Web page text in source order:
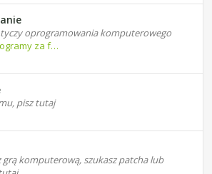
oprogramowania komputerowego
Programy za free
pisz tutaj
grą komputerową, szukasz patcha lub